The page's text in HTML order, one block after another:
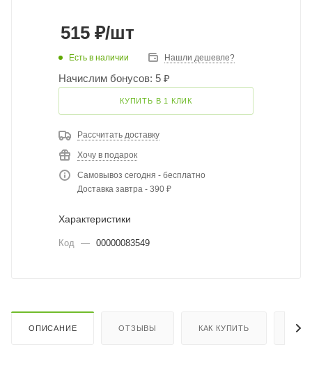
515 ₽/шт
Есть в наличии Нашли дешевле?
Начислим бонусов: 5 ₽
КУПИТЬ В 1 КЛИК
Рассчитать доставку
Хочу в подарок
Самовывоз сегодня - бесплатно
Доставка завтра - 390 ₽
Характеристики
Код — 00000083549
ОПИСАНИЕ ОТЗЫВЫ КАК КУПИТЬ